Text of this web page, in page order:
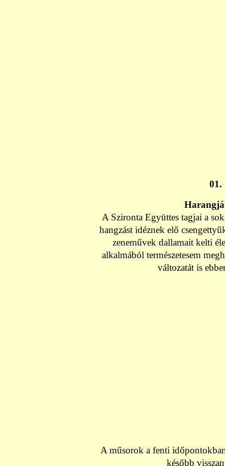
01.
A Szironta Együttes tagjai a
hangzást idéznek elő
zeneművek dallamait kelti
alkalmából természetesem
változatát is
A műsorok a fenti
később